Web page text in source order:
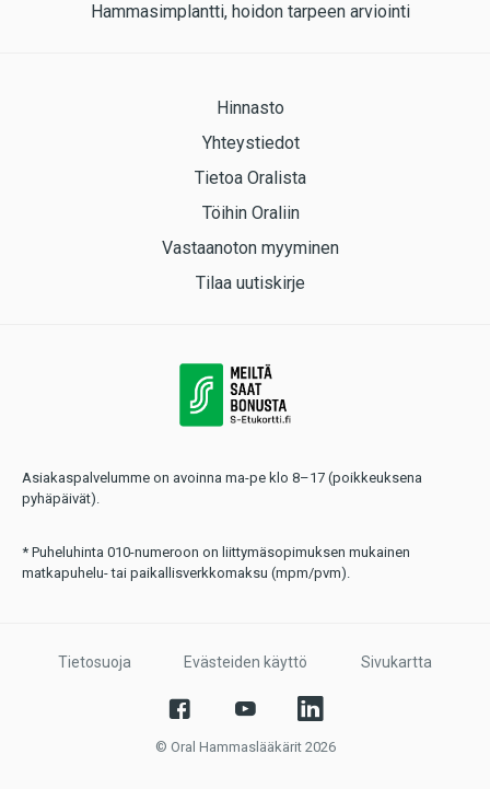
Hammasimplantti, hoidon tarpeen arviointi
Hinnasto
Yhteystiedot
Tietoa Oralista
Töihin Oraliin
Vastaanoton myyminen
Tilaa uutiskirje
Asiakaspalvelumme on avoinna ma-pe klo 8–17 (poikkeuksena
pyhäpäivät).
* Puheluhinta 010-numeroon on liittymäsopimuksen mukainen
matkapuhelu- tai paikallisverkkomaksu (mpm/pvm).
Tietosuoja Evästeiden käyttö Sivukartta
© Oral Hammaslääkärit 2026